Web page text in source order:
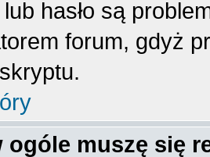
lub hasło są
forum, gdyż
ogóle muszę się